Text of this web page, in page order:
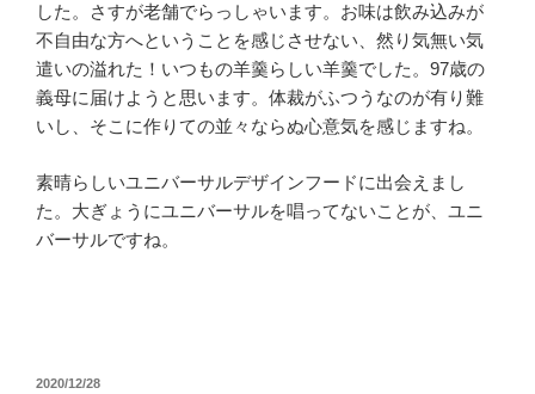
した。さすが老舗でらっしゃいます。お味は飲み込みが
不自由な方へということを感じさせない、然り気無い気
遣いの溢れた！いつもの羊羹らしい羊羹でした。97歳の
義母に届けようと思います。体裁がふつうなのが有り難
いし、そこに作りての並々ならぬ心意気を感じますね。
素晴らしいユニバーサルデザインフードに出会えまし
た。大ぎょうにユニバーサルを唱ってないことが、ユニ
バーサルですね。
投
2020/12/28